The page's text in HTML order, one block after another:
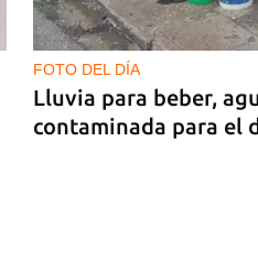
FOTO DEL DÍA
Lluvia para beber,
contaminada para el